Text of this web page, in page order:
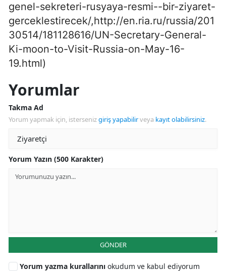
genel-sekreteri-rusyaya-resmi--bir-ziyaret-
gerceklestirecek/,http://en.ria.ru/russia/201
30514/181128616/UN-Secretary-General-
Ki-moon-to-Visit-Russia-on-May-16-
19.html)
Yorumlar
Takma Ad
Yorum yapmak için, istersenizgiriş yapabilirveya kayıt olabilirsiniz.
Yorum Yazın (500 Karakter)
GÖNDER
Yorum yazma kurallarını okudum ve kabul ediyorum